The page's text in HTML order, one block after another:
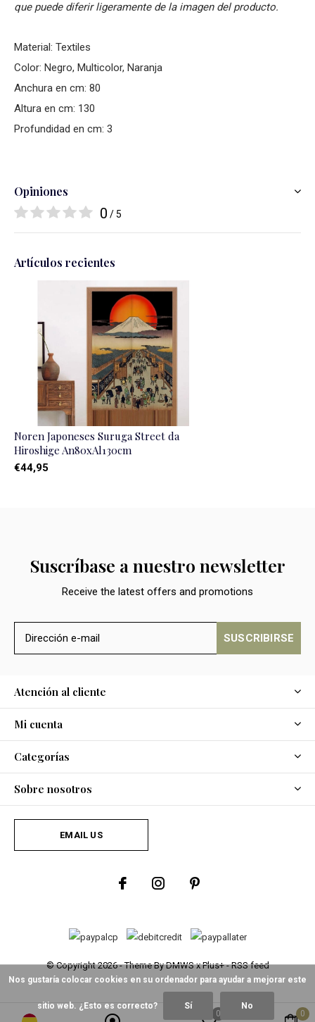
que puede diferir ligeramente de la imagen del producto.
Material: Textiles
Color: Negro, Multicolor, Naranja
Anchura en cm: 80
Altura en cm: 130
Profundidad en cm: 3
Opiniones
0 / 5
Artículos recientes
Noren Japoneses Suruga Street da
Hiroshige An80xAl130cm
€44,95
Suscríbase a nuestro newsletter
Receive the latest offers and promotions
SUSCRIBIRSE
Atención al cliente
Mi cuenta
Categorías
Sobre nosotros
EMAIL US
© Copyright2026- Theme ByDMWSxPlus+-RSS feed
0 0
Nos gustaría colocar cookies en su ordenador para ayudar a mejorar este
sitio web. ¿Esto es correcto? Sí No